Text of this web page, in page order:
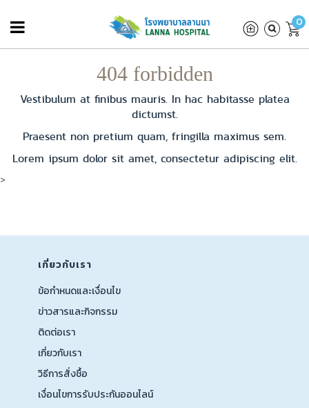
0
404 forbidden
Vestibulum at finibus mauris. In hac habitasse platea
dictumst.
Praesent non pretium quam, fringilla maximus sem.
Lorem ipsum dolor sit amet, consectetur adipiscing elit.
>
เกี่ยวกับเรา
ข้อกำหนดและเงื่อนไข
ข่าวสารและกิจกรรม
ติดต่อเรา
เกี่ยวกับเรา
วิธีการสั่งชื้อ
เงื่อนไขการรับประกันออนไลน์